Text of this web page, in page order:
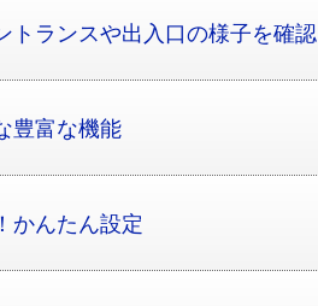
トランスや出入口の様子を確認
豊富な機能
かんたん設定